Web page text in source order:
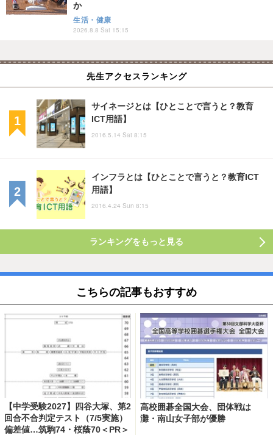
か
生活・健康
2026.8.8 Sat 15:15
先生アクセスランキング
サイネージとは【ひとことで言うと？教育
ICT用語】
2016.5.14 Sat 8:15
インフラとは【ひとことで言うと？教育ICT
用語】
2016.4.24 Sun 8:15
ランキングをもっと見る
こちらの記事もおすすめ
【中学受験2027】四谷大塚、第2
回合不合判定テスト（7/5実施）
偏差値…筑駒74・桜蔭70＜PR＞
高校囲碁全国大会、団体戦は
灘・南山女子部が優勝